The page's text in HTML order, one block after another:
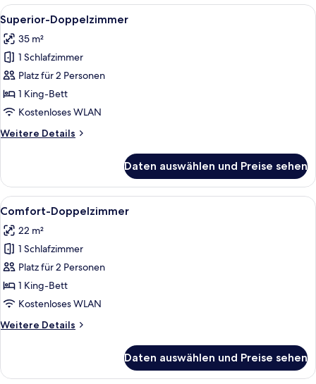
Alle
Fotos
für
Superior-
Doppelzimmer
anzeigen
Ein Hotelzimmer mit Bett, Fernseher,
9
Superior-Doppelzimmer
35 m²
1 Schlafzimmer
Platz für 2 Personen
1 King-Bett
Kostenloses WLAN
Weitere Details
Weitere
Doppelzimmer
Daten auswählen und Preise sehen
Alle
Fotos
für
Comfort-
Doppelzimmer
anzeigen
Ein Hotelzimmer mit zwei Betten,
8
Comfort-Doppelzimmer
22 m²
1 Schlafzimmer
Platz für 2 Personen
1 King-Bett
Kostenloses WLAN
Weitere Details
Weitere
Doppelzimmer
Daten auswählen und Preise sehen